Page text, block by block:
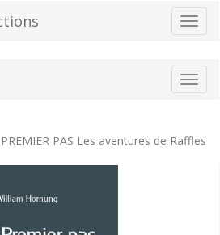
PREMIER PAS Les aventures de Raffles